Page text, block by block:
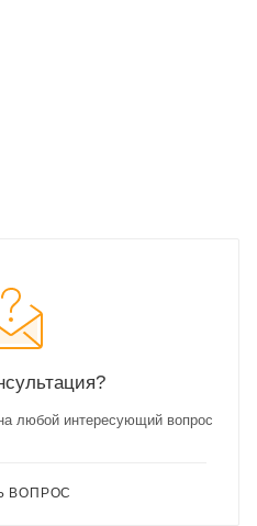
любой интересующий вопрос
ВОПРОС